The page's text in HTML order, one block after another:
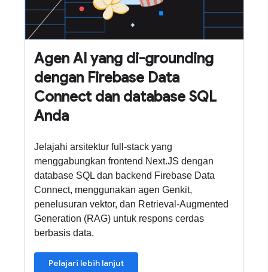
Agen AI yang di-grounding
dengan Firebase Data
Connect dan database SQL
Anda
Jelajahi arsitektur full-stack yang
menggabungkan frontend Next.JS dengan
database SQL dan backend Firebase Data
Connect, menggunakan agen Genkit,
penelusuran vektor, dan Retrieval-Augmented
Generation (RAG) untuk respons cerdas
berbasis data.
Pelajari lebih lanjut